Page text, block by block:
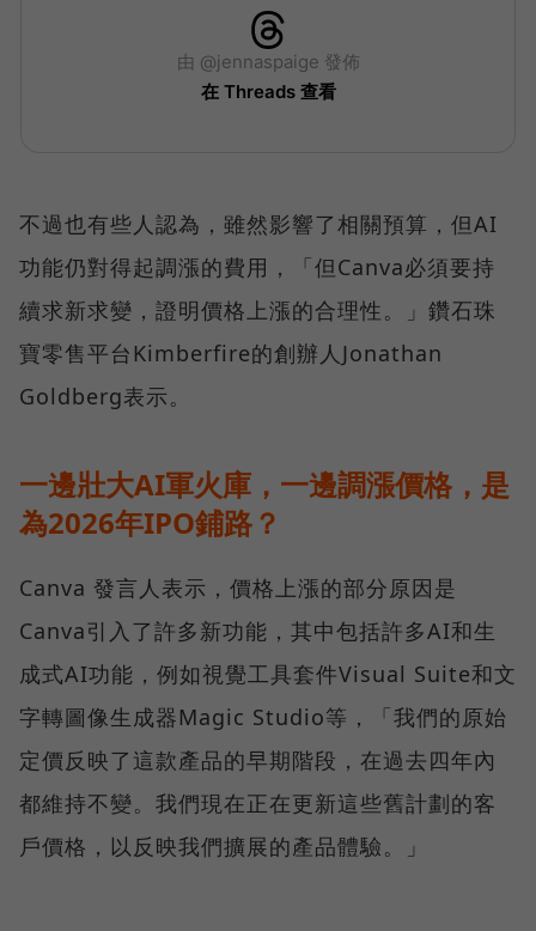
不過也有些人認為，雖然影響了相關預算，但AI
功能仍對得起調漲的費用，「但Canva必須要持
續求新求變，證明價格上漲的合理性。」鑽石珠
寶零售平台Kimberfire的創辦人Jonathan
Goldberg表示。
一邊壯大AI軍火庫，一邊調漲價格，是
為2026年IPO鋪路？
Canva 發言人表示，價格上漲的部分原因是
Canva引入了許多新功能，其中包括許多AI和生
成式AI功能，例如視覺工具套件Visual Suite和文
字轉圖像生成器Magic Studio等，「我們的原始
定價反映了這款產品的早期階段，在過去四年內
都維持不變。我們現在正在更新這些舊計劃的客
戶價格，以反映我們擴展的產品體驗。」